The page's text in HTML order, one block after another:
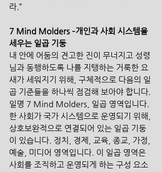
라.”
7 Mind Molders –개인과 사회 시스템을
세우는 일곱 기둥
내 안에 어둠의 견고한 진이 무너지고 성령
님과 동행하도록 나를 지탱하는 거룩한 요
새가 세워지기 위해, 구체적으로 다음의 일
곱 기준들을 하나씩 점검해 보아야 합니다.
일명 7 Mind Molders, 일곱 영역입니다.
한 사회가 국가 시스템으로 운영되기 위해,
상호보완적으로 연결되어 있는 일곱 기둥
이 있습니다. 정치, 경제, 교육, 종교, 가정,
예술, 미디어 영역입니다. 이 일곱 영역은
사회를 조직하고 운영되게 하는 구성 요소